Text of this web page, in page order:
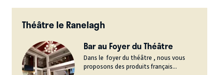
Théâtre le Ranelagh
Bar au Foyer du Théâtre
Dans le foyer du théâtre , nous vous
proposons des produits français...